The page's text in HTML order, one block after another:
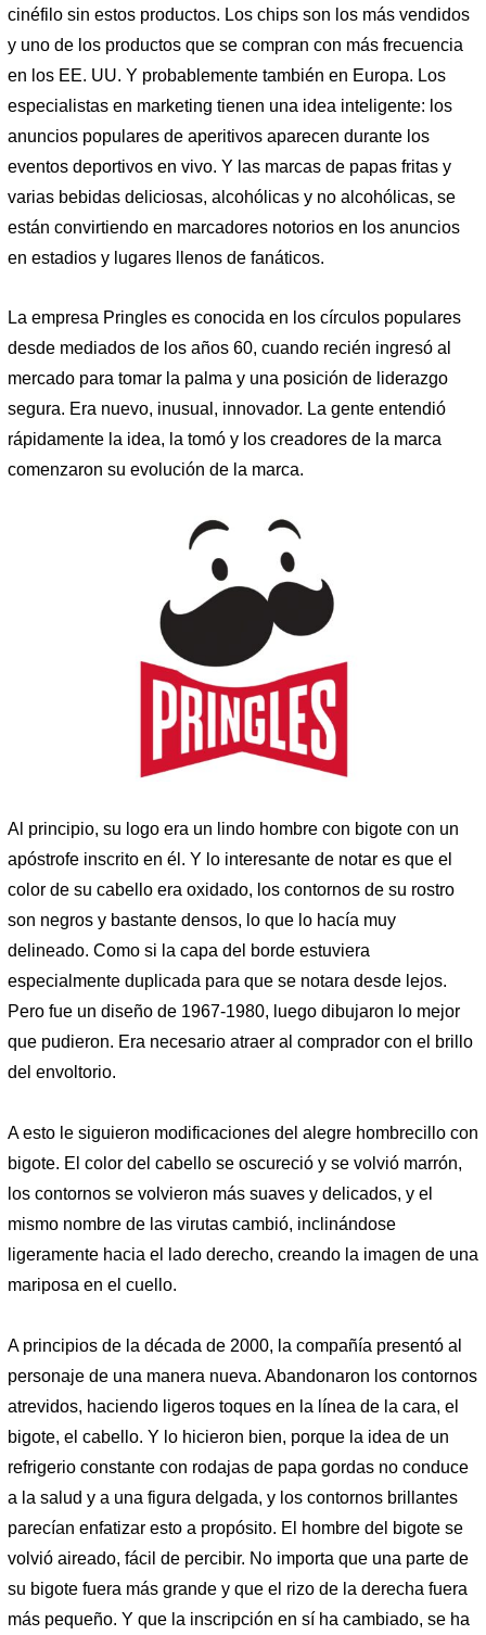
cinéfilo sin estos productos. Los chips son los más vendidos
y uno de los productos que se compran con más frecuencia
en los EE. UU. Y probablemente también en Europa. Los
especialistas en marketing tienen una idea inteligente: los
anuncios populares de aperitivos aparecen durante los
eventos deportivos en vivo. Y las marcas de papas fritas y
varias bebidas deliciosas, alcohólicas y no alcohólicas, se
están convirtiendo en marcadores notorios en los anuncios
en estadios y lugares llenos de fanáticos.
La empresa Pringles es conocida en los círculos populares
desde mediados de los años 60, cuando recién ingresó al
mercado para tomar la palma y una posición de liderazgo
segura. Era nuevo, inusual, innovador. La gente entendió
rápidamente la idea, la tomó y los creadores de la marca
comenzaron su evolución de la marca.
Al principio, su logo era un lindo hombre con bigote con un
apóstrofe inscrito en él. Y lo interesante de notar es que el
color de su cabello era oxidado, los contornos de su rostro
son negros y bastante densos, lo que lo hacía muy
delineado. Como si la capa del borde estuviera
especialmente duplicada para que se notara desde lejos.
Pero fue un diseño de 1967-1980, luego dibujaron lo mejor
que pudieron. Era necesario atraer al comprador con el brillo
del envoltorio.
A esto le siguieron modificaciones del alegre hombrecillo con
bigote. El color del cabello se oscureció y se volvió marrón,
los contornos se volvieron más suaves y delicados, y el
mismo nombre de las virutas cambió, inclinándose
ligeramente hacia el lado derecho, creando la imagen de una
mariposa en el cuello.
A principios de la década de 2000, la compañía presentó al
personaje de una manera nueva. Abandonaron los contornos
atrevidos, haciendo ligeros toques en la línea de la cara, el
bigote, el cabello. Y lo hicieron bien, porque la idea de un
refrigerio constante con rodajas de papa gordas no conduce
a la salud y a una figura delgada, y los contornos brillantes
parecían enfatizar esto a propósito. El hombre del bigote se
volvió aireado, fácil de percibir. No importa que una parte de
su bigote fuera más grande y que el rizo de la derecha fuera
más pequeño. Y que la inscripción en sí ha cambiado, se ha